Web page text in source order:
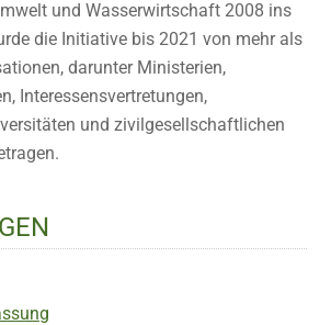
und Wasserwirtschaft 2008 ins
die Initiative bis 2021 von mehr als
darunter Ministerien,
Interessensvertretungen,
und zivilgesellschaftlichen